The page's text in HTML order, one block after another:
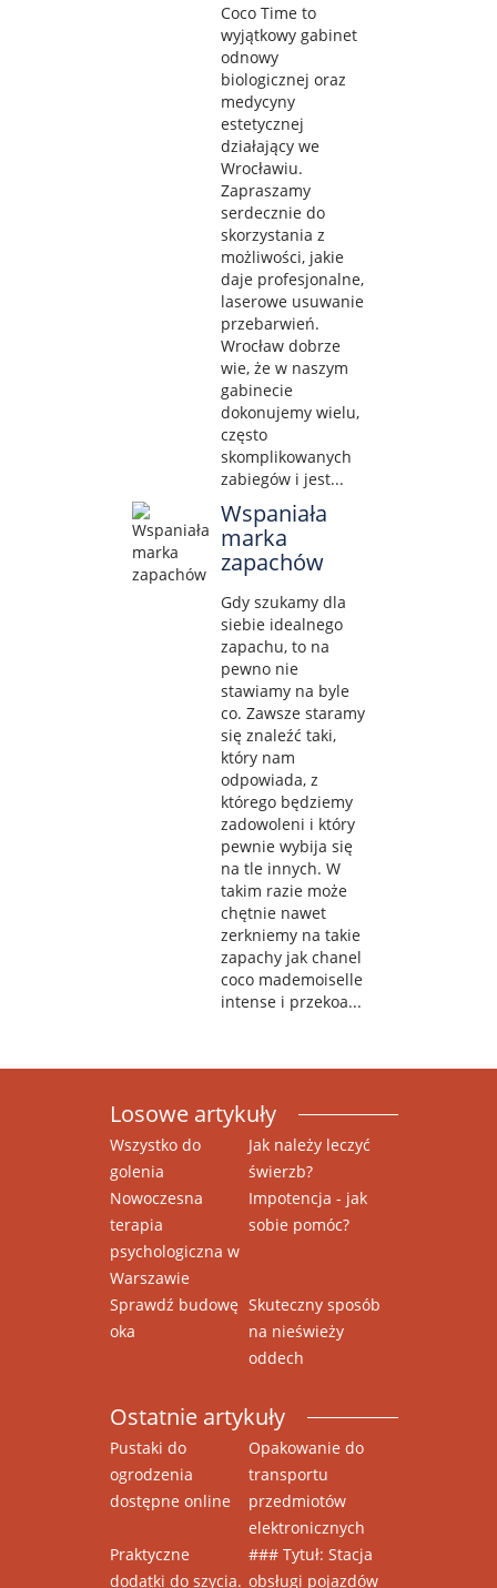
Coco Time to
wyjątkowy gabinet
odnowy
biologicznej oraz
medycyny
estetycznej
działający we
Wrocławiu.
Zapraszamy
serdecznie do
skorzystania z
możliwości, jakie
daje profesjonalne,
laserowe usuwanie
przebarwień.
Wrocław dobrze
wie, że w naszym
gabinecie
dokonujemy wielu,
często
skomplikowanych
zabiegów i jest...
Wspaniała
marka
zapachów
Gdy szukamy dla
siebie idealnego
zapachu, to na
pewno nie
stawiamy na byle
co. Zawsze staramy
się znaleźć taki,
który nam
odpowiada, z
którego będziemy
zadowoleni i który
pewnie wybija się
na tle innych. W
takim razie może
chętnie nawet
zerkniemy na takie
zapachy jak chanel
coco mademoiselle
intense i przekoa...
Losowe artykuły
Wszystko do
golenia
Jak należy leczyć
świerzb?
Nowoczesna
terapia
psychologiczna w
Warszawie
Impotencja - jak
sobie pomóc?
Sprawdź budowę
oka
Skuteczny sposób
na nieświeży
oddech
Ostatnie artykuły
Pustaki do
ogrodzenia
dostępne online
Opakowanie do
transportu
przedmiotów
elektronicznych
Praktyczne
dodatki do szycia.
### Tytuł: Stacja
obsługi pojazdów